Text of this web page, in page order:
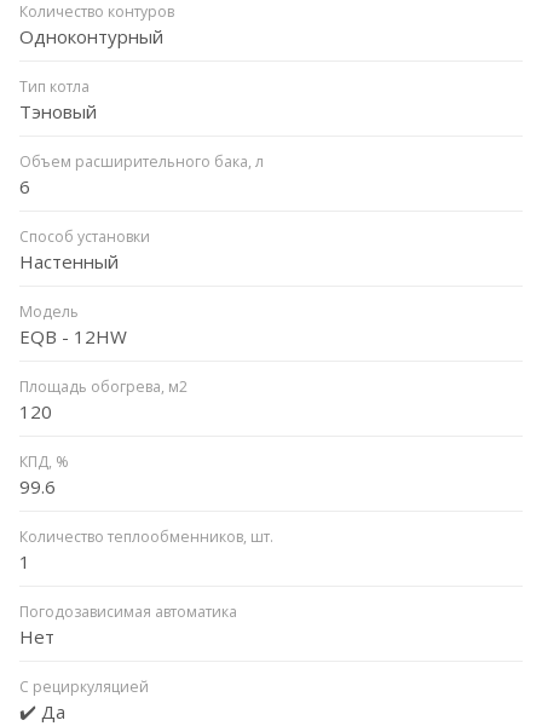
Количество контуров
Одноконтурный
Тип котла
Тэновый
Объем расширительного бака, л
6
Способ установки
Настенный
Модель
EQB - 12HW
Площадь обогрева, м2
120
КПД, %
99.6
Количество теплообменников, шт.
1
Погодозависимая автоматика
Нет
С рециркуляцией
✔️ Да